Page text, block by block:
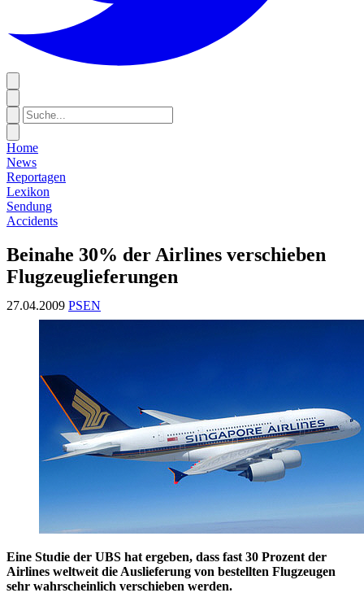
Home
News
Reportagen
Lexikon
Sendung
Accidents
Beinahe 30% der Airlines verschieben
Flugzeuglieferungen
27.04.2009 PSEN
Eine Studie der UBS hat ergeben, dass fast 30 Prozent der
Airlines weltweit die Auslieferung von bestellten Flugzeugen
sehr wahrscheinlich verschieben werden.